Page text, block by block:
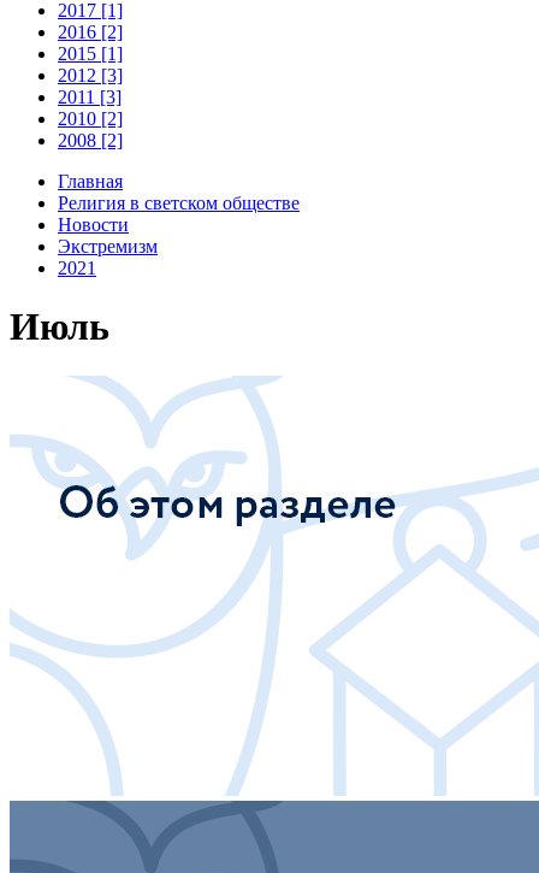
2017 [1]
2016 [2]
2015 [1]
2012 [3]
2011 [3]
2010 [2]
2008 [2]
Главная
Религия в светском обществе
Новости
Экстремизм
2021
Июль